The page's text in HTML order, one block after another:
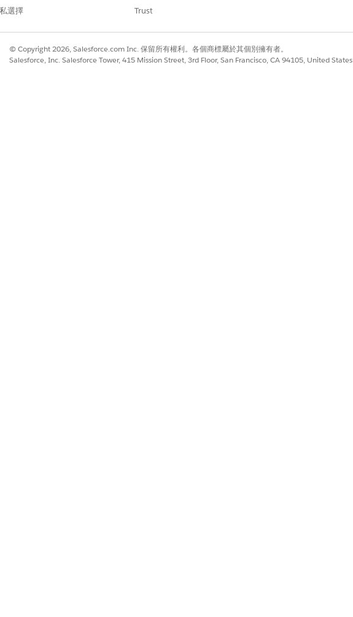
取得員工指派的軟體
是
選擇
Trust
© Copyright 2026, Salesforce.com Inc. 保留所有權利。各個商標屬於其個別擁有者。
Salesforce, Inc. Salesforce Tower, 415 Mission Street, 3rd Floor, San Francisco, CA 94105, United States